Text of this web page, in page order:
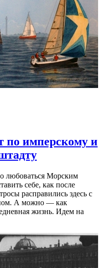
по имперскому и
любоваться Морским
себе, как после
расправились здесь с
А можно — как
жизнь. Идем на